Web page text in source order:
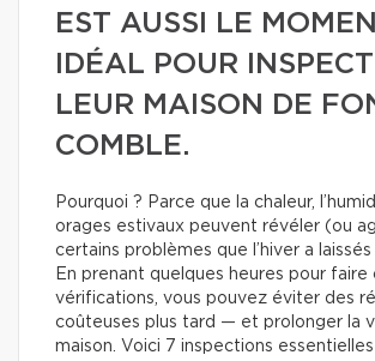
EST AUSSI LE
IDÉAL POUR
LEUR MAISON DE
COMBLE.
Pourquoi ? Parce que la chaleur,
orages estivaux peuvent révéler (ou
certains problèmes que l’hiver a
En prenant quelques heures pour faire
vérifications, vous pouvez éviter des
coûteuses plus tard — et prolonger la
maison. Voici 7 inspections